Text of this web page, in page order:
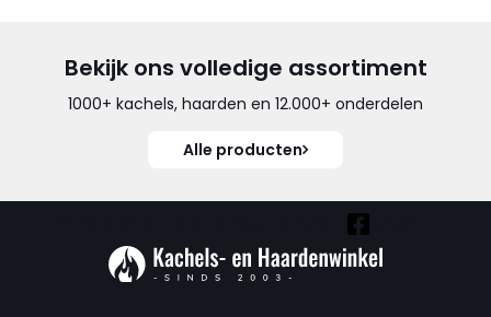
Bekijk ons volledige assortiment
1000+ kachels, haarden en 12.000+ onderdelen
Alle producten